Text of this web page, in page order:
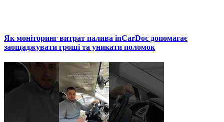
Як моніторинг витрат палива inCarDoc допомагає
заощаджувати гроші та уникати поломок